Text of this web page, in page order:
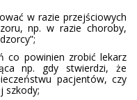
razie przejściowych
np. w razie choroby,
zrobić lekarz
np. gdy stwierdzi, że
pacjentów, czy
szkody;